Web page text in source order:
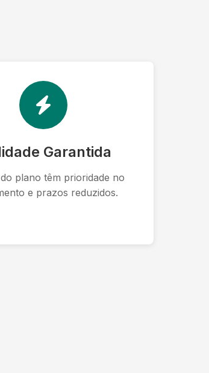
Garantida
plano têm prioridade no
e prazos reduzidos.